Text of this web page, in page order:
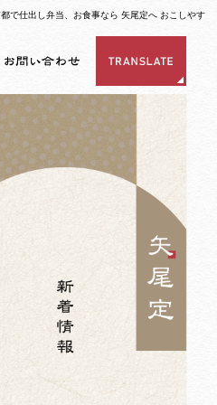
で仕出し弁当、お食事なら 矢尾定へ おこしやす